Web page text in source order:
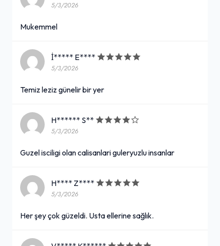
5/3/2026
Mukemmel
İ***** E****
5/3/2026
Temiz leziz günelir bir yer
H****** S**
5/3/2026
Guzel isciligi olan calisanlari guleryuzlu insanlar
H**** Z****
5/3/2026
Her şey çok güzeldi. Usta ellerine sağlık.